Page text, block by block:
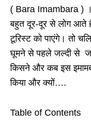
( Bara Imambara )
बहुत दूर-दूर से लोग
टूरिस्ट को पाएंगे। तो
घूमने से पहले जल्दी से
किसने और कब इस
किया और क्यों….
Table of Contents